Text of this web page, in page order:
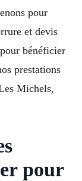
pour
et devis
bénéficier
prestations
Michels,
pour